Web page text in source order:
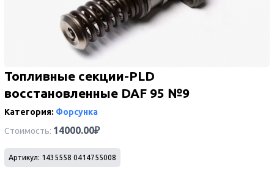
Топливные секции-PLD
восстановленные DAF 95 №9
Категория: Форсунка
Стоимость: 14000.00₽
Артикул: 1435558 0414755008